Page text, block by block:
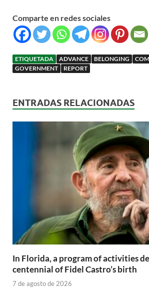
Comparte en redes sociales
ETIQUETADA ADVANCE BELONGING
GOVERNMENT
REPORT
ENTRADAS RELACIONADAS
In Florida, a program of activities
centennial of Fidel Castro’s birth
7 de agosto de 2026